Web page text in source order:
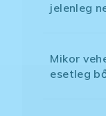
jelenleg
Mikor
esetleg